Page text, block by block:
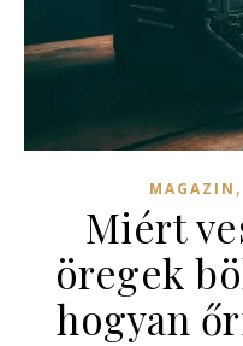
MAGAZIN ,
Miért
öregek
hogyan